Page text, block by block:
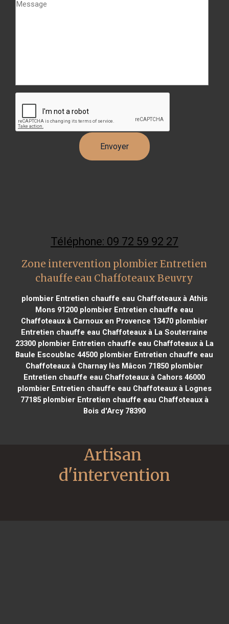
Téléphone: 09 72 59 92 27
Zone intervention plombier Entretien
chauffe eau Chaffoteaux Beuvry
plombier Entretien chauffe eau Chaffoteaux à Athis
Mons 91200 plombier Entretien chauffe eau
Chaffoteaux à Carnoux en Provence 13470 plombier
Entretien chauffe eau Chaffoteaux à La Souterraine
23300plombier Entretien chauffe eau Chaffoteaux à La
Baule Escoublac 44500 plombier Entretien chauffe eau
Chaffoteaux à Charnay lès Mâcon 71850 plombier
Entretien chauffe eau Chaffoteaux à Cahors 46000
plombier Entretien chauffe eau Chaffoteaux à Lognes
77185plombier Entretien chauffe eau Chaffoteaux à
Bois d'Arcy 78390
Artisan
d'intervention